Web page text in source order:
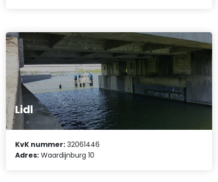
Lidl
KvK nummer: 32061446
Adres: Waardijnburg 10